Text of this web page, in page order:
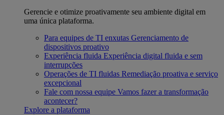
Gerencie e otimize proativamente seu ambiente digital em
uma única plataforma.
Para equipes de TI enxutas Gerenciamento de
dispositivos proativo
Experiência fluida Experiência digital fluida e sem
interrupções
Operações de TI fluidas Remediação proativa e serviço
excepcional
Fale com nossa equipe Vamos fazer a transformação
acontecer?
Explore a plataforma